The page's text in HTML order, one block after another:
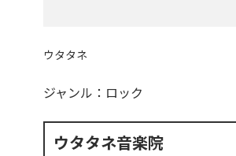
ウタタネ
ジャンル： ロック
ウタタネ音楽院